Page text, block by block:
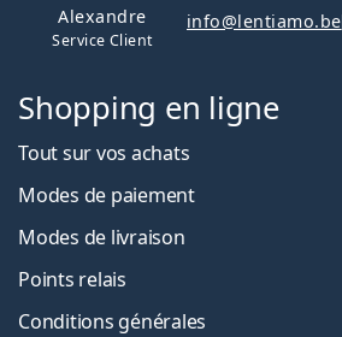
Alexandre
Service Client
info@lentiamo.be
Shopping en ligne
Tout sur vos achats
Modes de paiement
Modes de livraison
Points relais
Conditions générales